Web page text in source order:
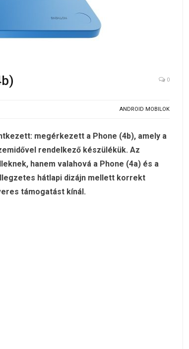
0
ANDROID MOBILOK
megérkezett a Phone (4b), amely a
rendelkező készülékük. Az
hanem valahová a Phone (4a) és a
hátlapi dizájn mellett korrekt
támogatást kínál.